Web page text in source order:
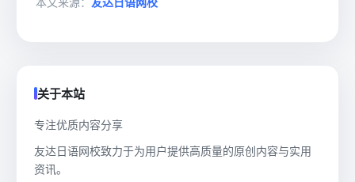
关于本站
专注优质内容分享
友达日语网校致力于为用户提供高质量的原创内容与实用
资讯。